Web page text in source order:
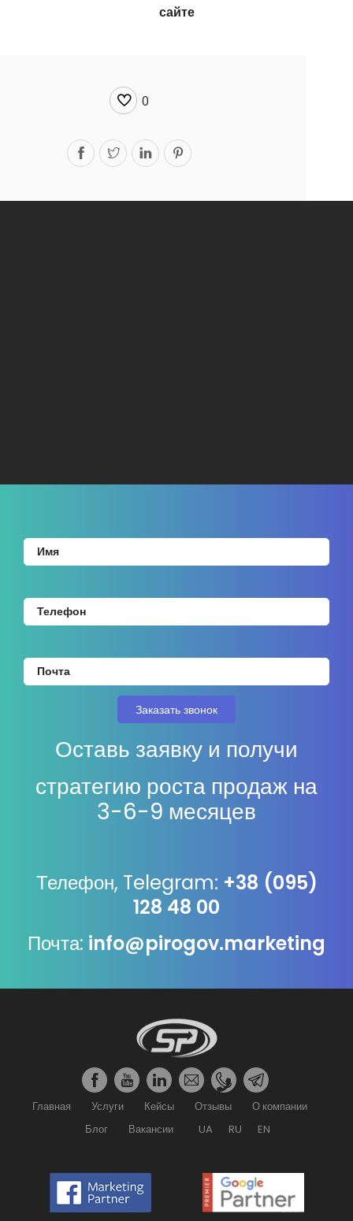
сайте
0
Оставь заявку и получи
стратегию роста продаж на
3-6-9 месяцев
Телефон, Telegram: +38 (095)
128 48 00
Почта: info@pirogov.marketing
Главная Услуги Кейсы Отзывы
О компании
Блог
Вакансии